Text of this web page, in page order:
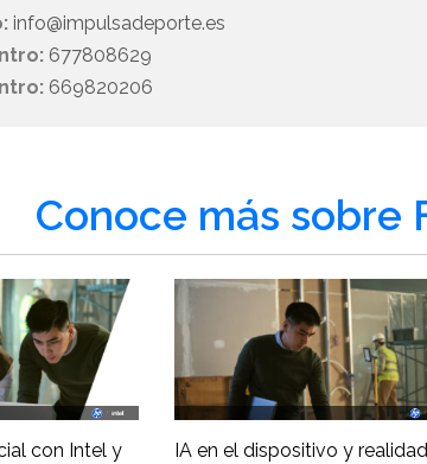
info@impulsadeporte.es
677808629
669820206
Conoce más sobre
con Intel y
IA en el dispositivo y realidad